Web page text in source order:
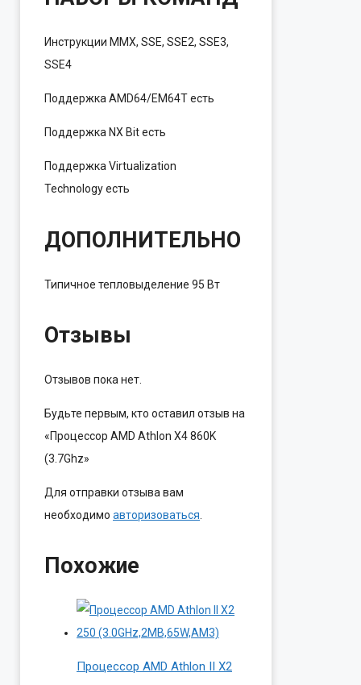
Инструкции MMX, SSE, SSE2, SSE3,
SSE4
Поддержка AMD64/EM64Tесть
Поддержка NX Bitесть
Поддержка Virtualization
Technologyесть
ДОПОЛНИТЕЛЬНО
Типичное тепловыделение 95 Вт
Отзывы
Отзывов пока нет.
Будьте первым, кто оставил отзыв на
«Процессор AMD Athlon X4 860K
(3.7Ghz»
Для отправки отзыва вам
необходимо авторизоваться
Похожие
Процессор AMD Athlon II X2